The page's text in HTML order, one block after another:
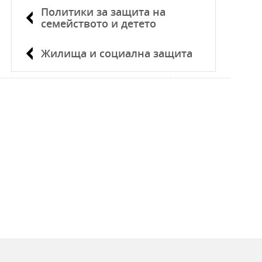
Политики за защита на
семейството и детето
Жилища и социална защита